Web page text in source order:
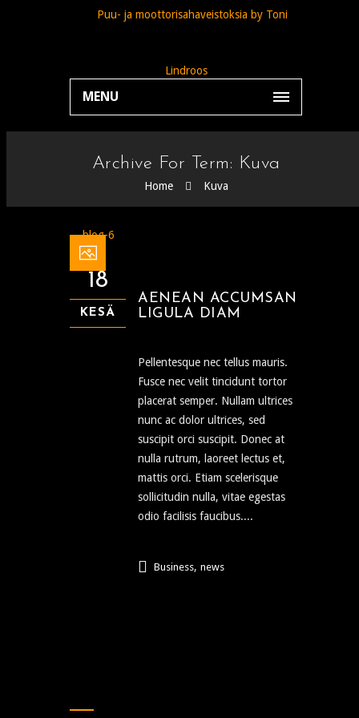
MENU
Archive For Term: Kuva
Home Kuva
18
KESÄ
AENEAN ACCUMSAN
LIGULA DIAM
Pellentesque nec tellus mauris.
Fusce nec velit tincidunt tortor
placerat semper. Nullam ultrices
nunc ac dolor ultrices, sed
suscipit orci suscipit. Donec at
nulla rutrum, laoreet lectus et,
mattis orci. Etiam scelerisque
sollicitudin nulla, vitae egestas
odio facilisis faucibus....
Business, news